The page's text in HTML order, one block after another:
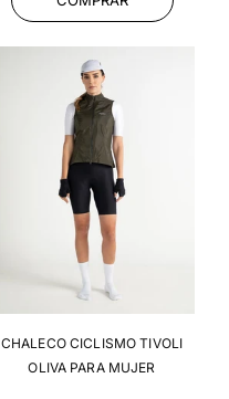
CHALECO CICLISMO TIVOLI
OLIVA PARA MUJER